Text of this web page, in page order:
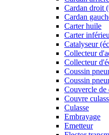
Cardan droit
Cardan
Carter huile
Carter
Catalyseur
Collecteur
Collecteur
Coussin
Coussin
Couvercle de
Couvre
Culasse
Embrayage
Emetteur